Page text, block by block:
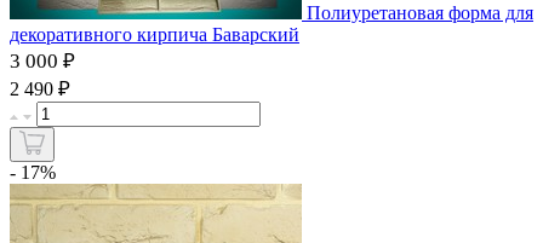
Полиуретановая форма для
декоративного кирпича Баварский
3 000 ₽
2 490 ₽
- 17%